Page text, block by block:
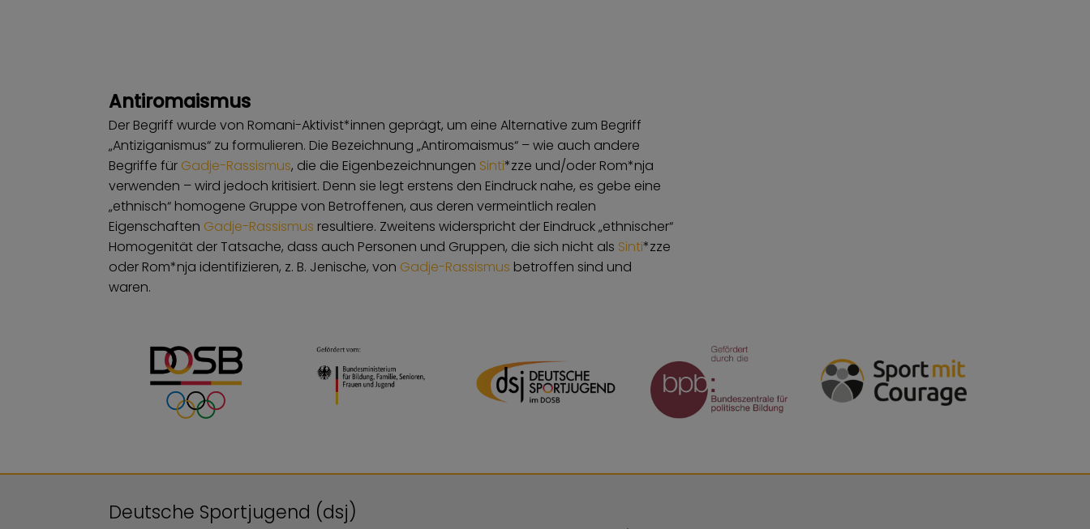
Antiromaismus
Der Begriff wurde von Romani-Aktivist*innen geprägt, um eine Alternative zum Begriff
„Antiziganismus“ zu formulieren. Die Bezeichnung „Antiromaismus“ – wie auch andere
Begriffe für Gadje-Rassismus, die die Eigenbezeichnungen Sinti*zze und/oder Rom*nja
verwenden – wird jedoch kritisiert. Denn sie legt erstens den Eindruck nahe, es gebe eine
„ethnisch“ homogene Gruppe von Betroffenen, aus deren vermeintlich realen
Eigenschaften Gadje-Rassismus resultiere. Zweitens widerspricht der Eindruck „ethnischer“
Homogenität der Tatsache, dass auch Personen und Gruppen, die sich nicht als Sinti*zze
oder Rom*nja identifizieren, z. B. Jenische, von Gadje-Rassismus betroffen sind und
waren.
Deutsche Sportjugend (dsj)